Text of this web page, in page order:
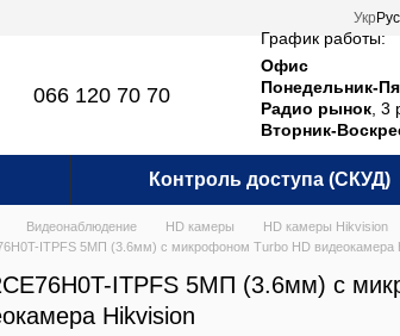
Укр Рус
066 120 70 70
График работы:
Офис
Понедельник-
Радио рынок ,
Вторник-
Контроль доступа (СКУД)
Видеонаблюдение HD камеры
HD камеры Hikvision
ITPFS 5МП (3.6мм) с микрофоном Turbo HD видеокамера
ITPFS 5МП (3.6мм) с
Hikvision